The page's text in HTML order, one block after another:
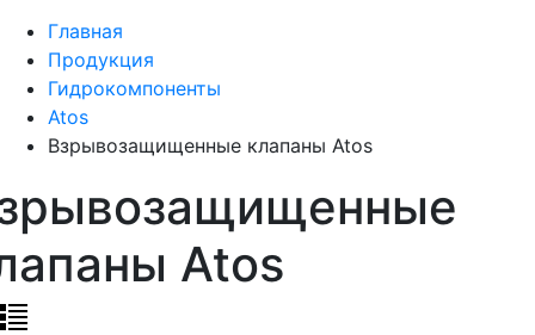
Главная
Продукция
Гидрокомпоненты
Atos
Взрывозащищенные клапаны Atos
Atos